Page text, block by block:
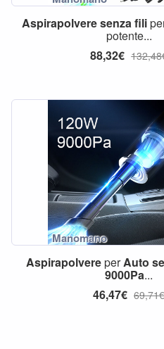
Aspirapolveresenzafili
potente...
88,32€
AspirapolvereperAuto
9000Pa...
46,47€ 69,71€